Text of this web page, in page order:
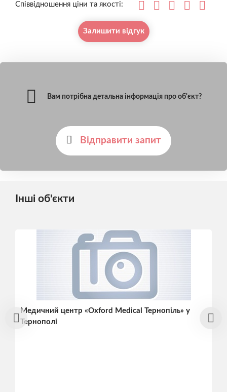
Співвідношення ціни та якості:
Залишити відгук
Вам потрібна детальна інформація про об'єкт?
Відправити запит
Інші об'єкти
Медичний центр «Oxford Medical Тернопіль» у
Тернополі